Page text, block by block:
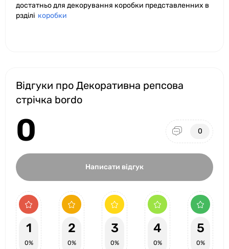
достатньо для декорування коробки представленних в
рзділі коробки
Відгуки про Декоративна репсова
стрічка bordo
0 0
Написати відгук
1
0%
2
0%
3
0%
4
0%
5
0%